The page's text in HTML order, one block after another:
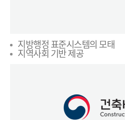
지방행정 표준시스템의 모태
지역사회 기반 제공